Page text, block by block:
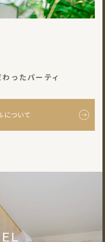
ったパーティ
について